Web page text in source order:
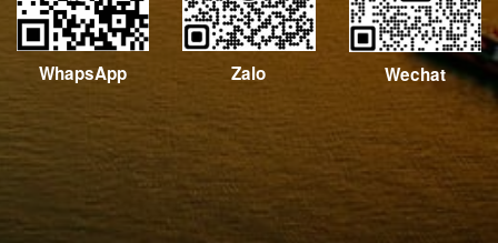
WhapsApp Zalo Wechat